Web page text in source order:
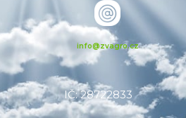
info@zvagro.cz
IČ: 28722833